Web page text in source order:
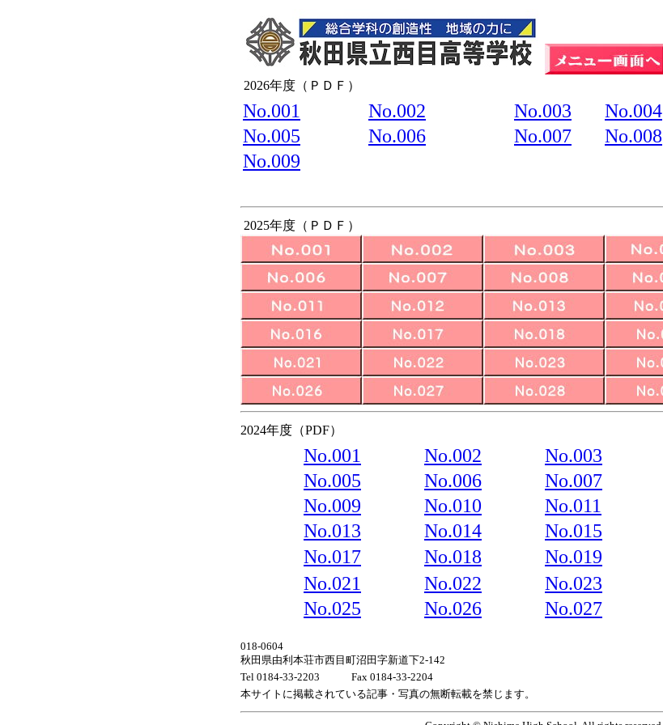
2026年度（ＰＤＦ）
No.001 No.002 No.003
No.004
No.005
No.006 No.007
No.008
No.009
2025年度（ＰＤＦ）
2024年度（PDF）
No.001 No.002 No.003
No.005
No.006 No.007
No.009
No.010 No.011
No.013
No.014 No.015
No.017
No.018 No.019
No.021
No.022 No.023
No.025
No.026 No.027
018-0604
秋田県由利本荘市西目町沼田字新道下2-142
Tel 0184-33-2203 Fax 0184-33-2204
本サイトに掲載されている記事・写真の無断転載を禁じます。